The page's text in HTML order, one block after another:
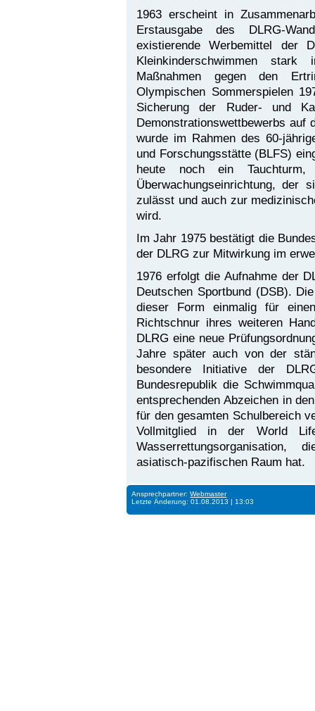
1963 erscheint in
Erstausgabe des DLRG-
existierende Werbemittel der
Kleinkinderschwimmen stark
Maßnahmen gegen den
Olympischen Sommerspielen
Sicherung der Ruder- und
Demonstrationswettbewerbs auf
wurde im Rahmen des 60-
und Forschungsstätte (BLFS)
heute noch ein Tauchturm,
Überwachungseinrichtung, der
zulässt und auch zur
wird.
Im Jahr 1975 bestätigt die
der DLRG zur Mitwirkung im
1976 erfolgt die Aufnahme der
Deutschen Sportbund (DSB).
dieser Form einmalig für
Richtschnur ihres weiteren
DLRG eine neue
Jahre später auch von der
besondere Initiative der
Bundesrepublik die
entsprechenden Abzeichen in
für den gesamten Schulbereich
Vollmitglied in der World
Wasserrettungsorganisation,
asiatisch-pazifischen Raum hat.
Ansprechpartner:Webmaster
Letzte Änderung: 01.08.2013 | 13:03